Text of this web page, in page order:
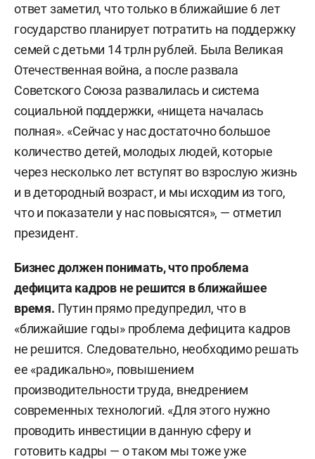
ответ заметил, что только в ближайшие 6 лет
государство планирует потратить на поддержку
семей с детьми 14 трлн рублей. Была Великая
Отечественная война, а после развала
Советского Союза развалилась и система
социальной поддержки, «нищета началась
полная». «Сейчас у нас достаточно большое
количество детей, молодых людей, которые
через несколько лет вступят во взрослую жизнь
и в детородный возраст, и мы исходим из того,
что и показатели у нас повысятся», — отметил
президент.
Бизнес должен понимать, что проблема
дефицита кадров не решится в ближайшее
время. Путин прямо предупредил, что в
«ближайшие годы» проблема дефицита кадров
не решится. Следовательно, необходимо решать
ее «радикально», повышением
производительности труда, внедрением
современных технологий. «Для этого нужно
проводить инвестиции в данную сферу и
готовить кадры — о таком мы тоже уже